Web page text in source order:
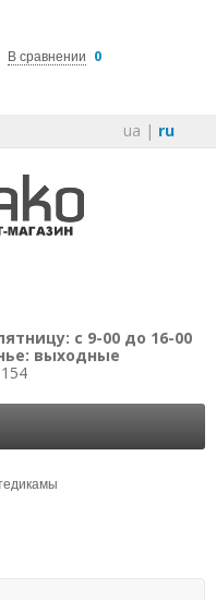
В сравнении 0
ua | ru
с 9-00 до 16-00
выходные